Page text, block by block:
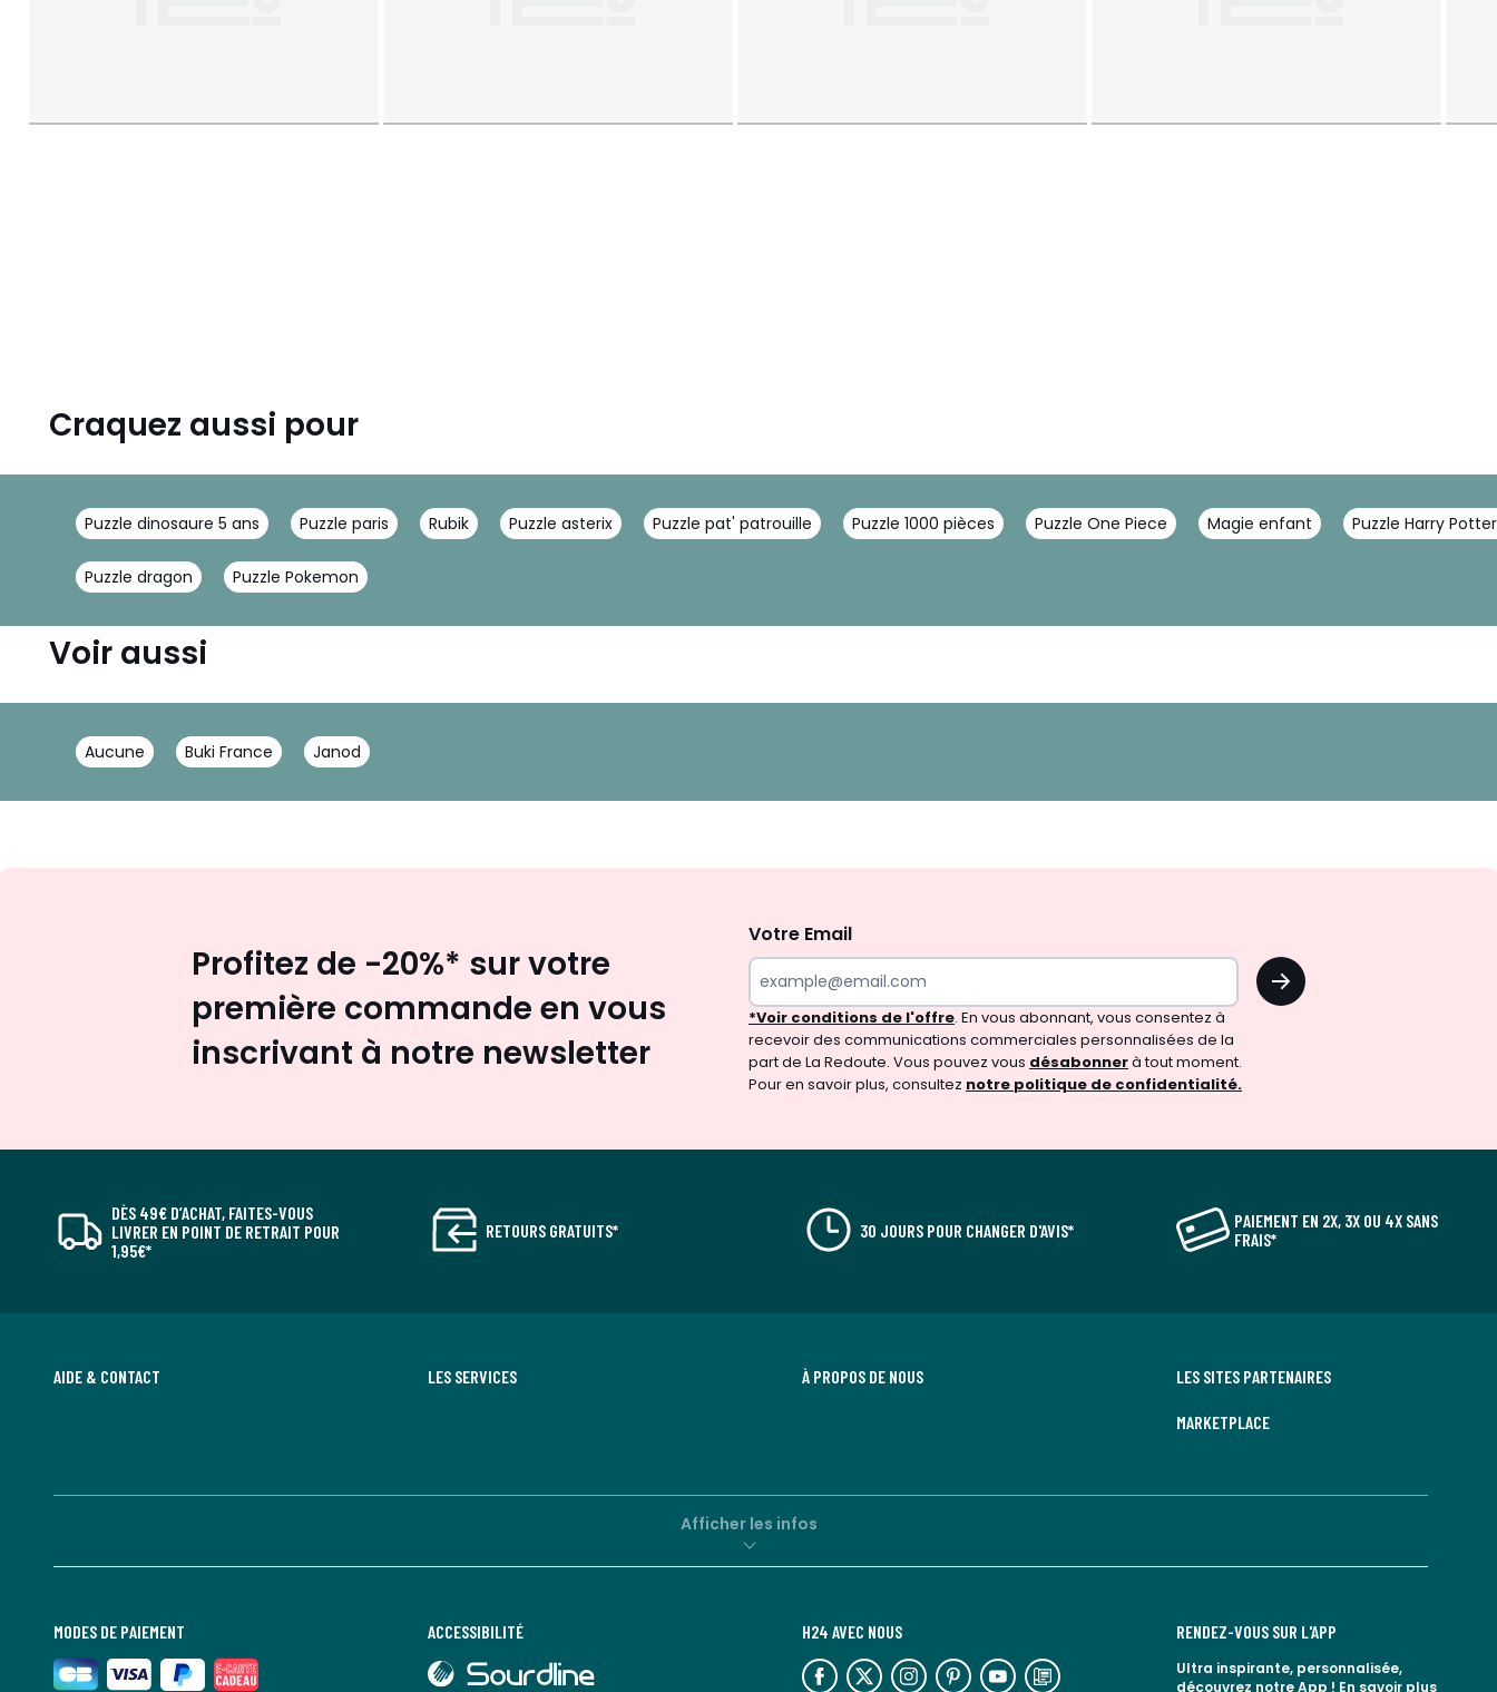
Craquez aussi pour
Puzzle dinosaure 5 ans Puzzle paris Rubik Puzzle asterix Puzzle pat' patrouille Puzzle 1000 pièces Puzzle One Piece Magie enfant Puzzle Harry
Puzzle dragon Puzzle Pokemon
Voir aussi
Aucune Buki France Janod
Profitez de -20%* sur votre
première commande en vous
inscrivant à notre newsletter
Votre Email
OK
*Voir conditions de l'offre. En vous abonnant, vous consentez à
recevoir des communications commerciales personnalisées de la
part de La Redoute. Vous pouvez vous désabonnerà tout moment.
Pour en savoir plus, consultez notre politique de confidentialité.
DÈS 49€ D’ACHAT, FAITES-VOUS
LIVRER EN POINT DE RETRAIT POUR
1,95€*
RETOURS GRATUITS* 30 JOURS POUR CHANGER D'AVIS*
PAIEMENT EN 2X, 3X OU 4X SANS
FRAIS*
AIDE & CONTACT LES SERVICES À PROPOS DE NOUS LES SITES PARTENAIRES
MARKETPLACE
Afficher les infos
MODES DE PAIEMENT ACCESSIBILITÉ
lien
H24 AVEC NOUS
lien
lien
lien
lien
lien
lien
RENDEZ-VOUS SUR L'APP
Ultra inspirante, personnalisée,
découvrez notre App ! En savoir plus